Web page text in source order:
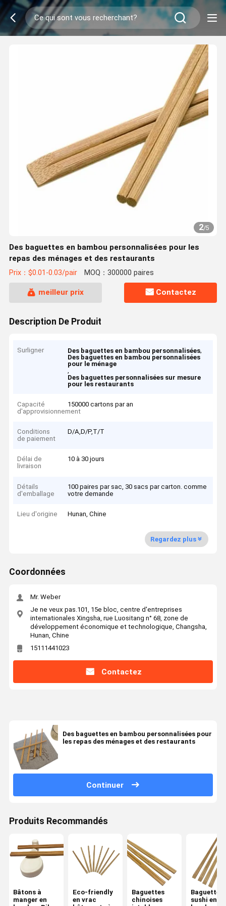
2/5
Des baguettes en bambou personnalisées pour les
repas des ménages et des restaurants
Prix：$0.01-0.03/pair MOQ：300000 paires
meilleur prix Contactez
Description De Produit
Surligner Des baguettes en bambou personnalisées,
Des baguettes en bambou personnalisées
pour le ménage
,
Des baguettes personnalisées sur mesure
pour les restaurants
Capacité
d'approvisionnement
150000 cartons par an
Conditions
de paiement
D/A,D/P,T/T
Délai de
livraison
10 à 30 jours
Détails
d'emballage
100 paires par sac, 30 sacs par carton. comme
votre demande
Lieu d'origine Hunan, Chine
Regardez plus
Coordonnées
Mr. Weber
Je ne veux pas.101, 15e bloc, centre d'entreprises
internationales Xingsha, rue Luositang n° 68, zone de
développement économique et technologique, Changsha,
Hunan, Chine
15111441023
Contactez
Des baguettes en bambou personnalisées pour
les repas des ménages et des restaurants
Continuer
Produits Recommandés
Bâtons à
manger en
Eco-friendly
en vrac
Baguettes
chinoises
Baguettes
sushi en